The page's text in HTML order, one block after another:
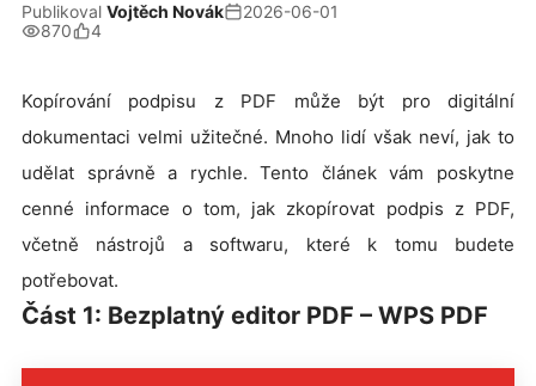
Publikoval Vojtěch Novák
2026-06-01
870
4
Kopírování podpisu z PDF může být pro digitální
dokumentaci velmi užitečné. Mnoho lidí však neví, jak to
udělat správně a rychle. Tento článek vám poskytne
cenné informace o tom, jak zkopírovat podpis z PDF,
včetně nástrojů a softwaru, které k tomu budete
potřebovat.
Část 1: Bezplatný editor PDF – WPS PDF